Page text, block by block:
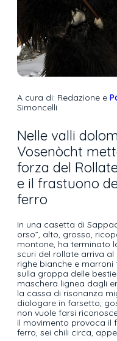
A cura di: Redazione e
Simoncelli
Nelle valli
Vosenòcht
forza del
e il frastuono
ferro
In una casetta di
orso”, alto, grosso,
montone, ha terminato
scuri del rollate arriva
righe bianche e
sulla groppa delle
maschera lignea dagli
la cassa di risonanza
dialogare in farsetto,
non vuole farsi
il movimento provoca il
ferro, sei chili circa,